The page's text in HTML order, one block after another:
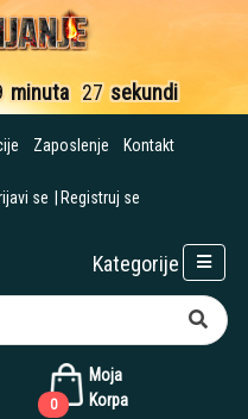
minuta 27 sekundi
Zaposlenje Kontakt
se Registruj se
Moja
Korpa
0
Kategorije